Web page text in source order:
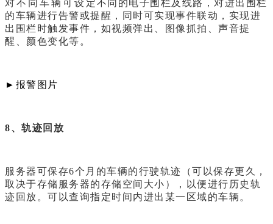
对不同车辆可设定不同的电子围栏及线路，对进出围栏
的车辆进行告警或提醒，同时可实现事件联动，实现进
出围栏时触发事件，如视频弹出、图像抓拍、声音提
醒、颜色变化等。
► 报警图片
8、轨迹回放
服务器可保存6个月的车辆的行驶轨迹（可以保存更久，
取决于存储服务器的存储空间大小），以便进行历史轨
迹回放。可以查询指定时间内进出某一区域的车辆。